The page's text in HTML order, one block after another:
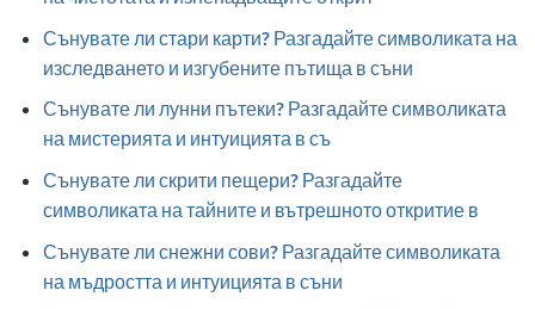
Сънувате ли стари карти? Разгадайте символиката на
изследването и изгубените пътища в съни
Сънувате ли лунни пътеки? Разгадайте символиката
на мистерията и интуицията в съ
Сънувате ли скрити пещери? Разгадайте
символиката на тайните и вътрешното откритие в
Сънувате ли снежни сови? Разгадайте символиката
на мъдростта и интуицията в съни